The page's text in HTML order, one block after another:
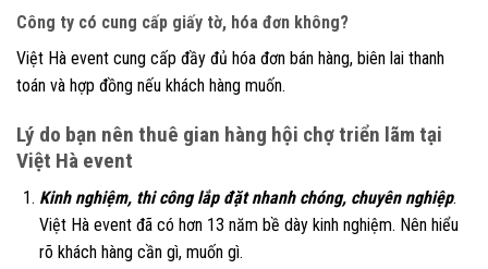
Công ty có cung cấp giấy tờ, hóa đơn không?
Việt Hà event cung cấp đầy đủ hóa đơn bán hàng, biên lai thanh
toán và hợp đồng nếu khách hàng muốn.
Lý do bạn nên thuê gian hàng hội chợ triển lãm tại
Việt Hà event
Kinh nghiệm, thi công lắp đặt nhanh chóng, chuyên nghiệp.
Việt Hà event đã có hơn 13 năm bề dày kinh nghiệm. Nên hiểu
rõ khách hàng cần gì, muốn gì.